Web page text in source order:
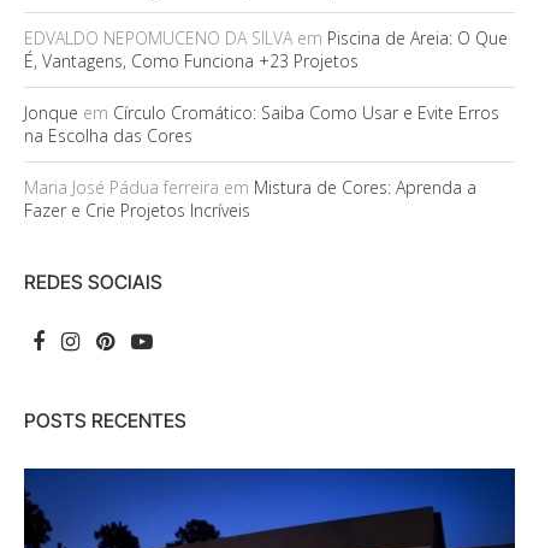
EDVALDO NEPOMUCENO DA SILVAem Piscina de Areia: O Que
É, Vantagens, Como Funciona +23 Projetos
Jonque em Círculo Cromático: Saiba Como Usar e Evite Erros
na Escolha das Cores
Maria José Pádua ferreira em Mistura de Cores: Aprenda a
Fazer e Crie Projetos Incríveis
REDES SOCIAIS
POSTS RECENTES